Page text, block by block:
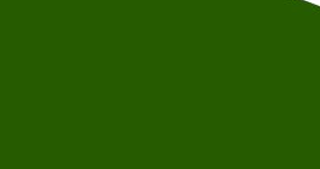
innen trygg og barnevennlig
tilpasse seg teknologi laget for
å utforske verden trygt, og foreldre